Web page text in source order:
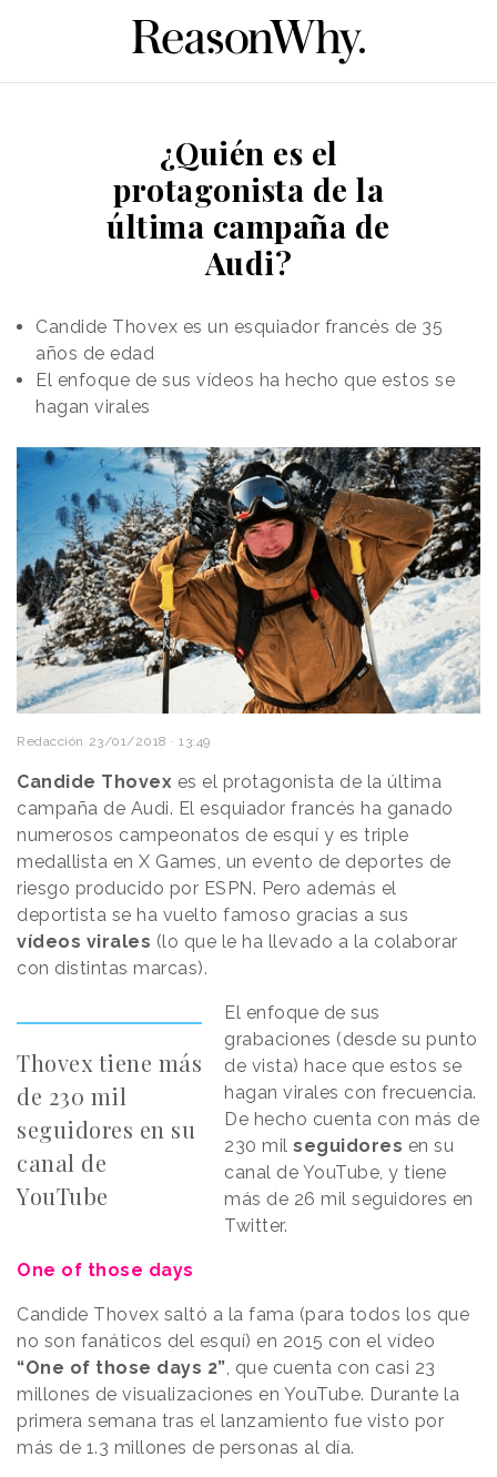
¿Quién es el
protagonista de la
última campaña de
Audi?
Candide Thovex es un esquiador francés de 35
años de edad
El enfoque de sus vídeos ha hecho que estos se
hagan virales
Redacción 23/01/2018 · 13:49
Candide Thovex es el protagonista de la última
campaña de Audi. El esquiador francés ha ganado
numerosos campeonatos de esquí y es triple
medallista en X Games, un evento de deportes de
riesgo producido por ESPN. Pero además el
deportista se ha vuelto famoso gracias a sus
vídeos virales (lo que le ha llevado a la colaborar
con distintas marcas).
Thovex tiene más
de 230 mil
seguidores en su
canal de
YouTube
El enfoque de sus
grabaciones (desde su punto
de vista) hace que estos se
hagan virales con frecuencia.
De hecho cuenta con más de
230 milseguidores en su
canal de YouTube, y tiene
más de 26 mil seguidores en
Twitter.
One of those days
Candide Thovex saltó a la fama (para todos los que
no son fanáticos del esquí) en 2015 con el vídeo
“One of those days 2”, que cuenta con casi 23
millones de visualizaciones en YouTube. Durante la
primera semana tras el lanzamiento fue visto por
más de 1.3 millones de personas al día.